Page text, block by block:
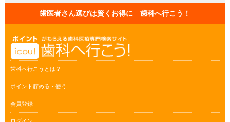
歯医者さん選びは賢くお得に 歯科へ行こう！
歯科へ行こうとは？
ポイント貯める・使う
会員登録